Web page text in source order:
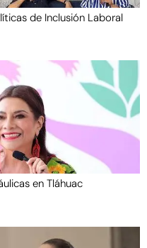
de Inclusión Laboral
en Tláhuac